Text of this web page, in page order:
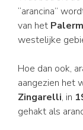
“arancina”
van het
westelijke
Hoe dan ook,
aangezien het
Zingarelli, in
gehakt als